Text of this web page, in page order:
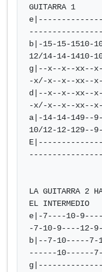
GUITARRA 1
b|-15-15-1510-
12/14-14-1410-
g|--x--x--xx--
-x/-x--x--xx--
d|--x--x--xx--
-x/-x--x--xx--
a|-14-14-149--
10/12-12-129--
LA GUITARRA 2
EL INTERMEDIO
e|-7----10-
-7-10-9----12-
b|--7-10-----
------10------